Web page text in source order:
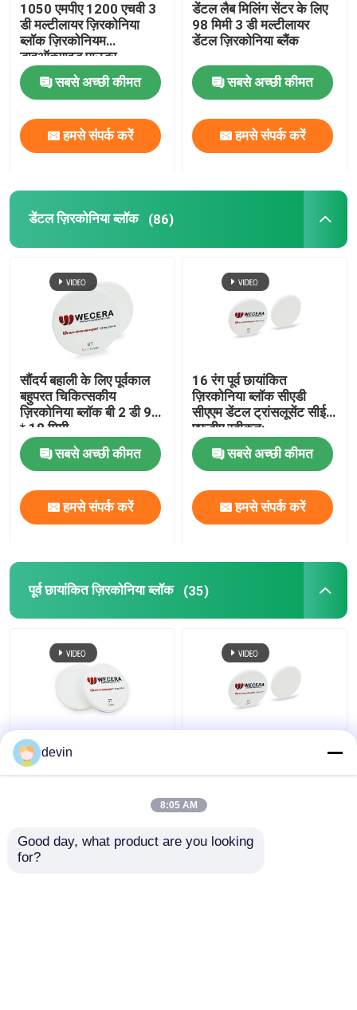
1050 एमपीए 1200 एचवी 3
डी मल्टीलायर ज़िरकोनिया
ब्लॉक ज़िरकोनियम
डाइऑक्साइड पाउडर
सबसे अच्छी कीमत
हमसे संपर्क करें
डेंटल लैब मिलिंग सेंटर के लिए
98 मिमी 3 डी मल्टीलायर
डेंटल ज़िरकोनिया ब्लैंक
सबसे अच्छी कीमत
हमसे संपर्क करें
डेंटल ज़िरकोनिया ब्लॉक (86)
सौंदर्य बहाली के लिए पूर्वकाल
बहुपरत चिकित्सकीय
ज़िरकोनिया ब्लॉक बी 2 डी 98
* 18 मिमी
सबसे अच्छी कीमत
हमसे संपर्क करें
16 रंग पूर्व छायांकित
ज़िरकोनिया ब्लॉक सीएडी
सीएएम डेंटल ट्रांसलूसेंट सीई
एफडीए स्वीकृत:
सबसे अच्छी कीमत
हमसे संपर्क करें
पूर्व छायांकित ज़िरकोनिया ब्लॉक (35)
A3.5 D98 * 18mm ST
प्री शेडेड ज़िरकोनिया ब्लॉक
13485 स्वीकृत
devin
8:05 AM
Good day, what product are you looking
for?